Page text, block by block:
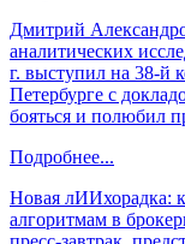
Дмитрий
аналитических
г. выступил на 38-й
Петербурге с
бояться и полюбил
Подробнее...
Новая лИИхорадка:
алгоритмам в